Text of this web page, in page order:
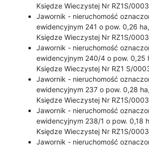
Księdze Wieczystej Nr RZ1S/
Jawornik - nieruchomość
ewidencyjnym 241 o pow. 0,26
Księdze Wieczystej Nr RZ1S/
Jawornik - nieruchomość
ewidencyjnym 240/4 o pow. 0,25
Księdze Wieczystej Nr RZ1 S/
Jawornik - nieruchomość
ewidencyjnym 237 o pow. 0,28
Księdze Wieczystej Nr RZ1S/
Jawornik - nieruchomość
ewidencyjnym 238/1 o pow. 0,18
Księdze Wieczystej Nr RZ1S/
Jawornik - nieruchomość